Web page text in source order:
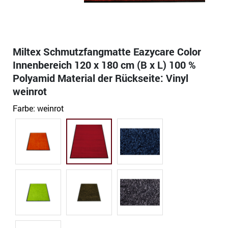
Miltex Schmutzfangmatte Eazycare Color
Innenbereich 120 x 180 cm (B x L) 100 %
Polyamid Material der Rückseite: Vinyl
weinrot
Farbe: weinrot